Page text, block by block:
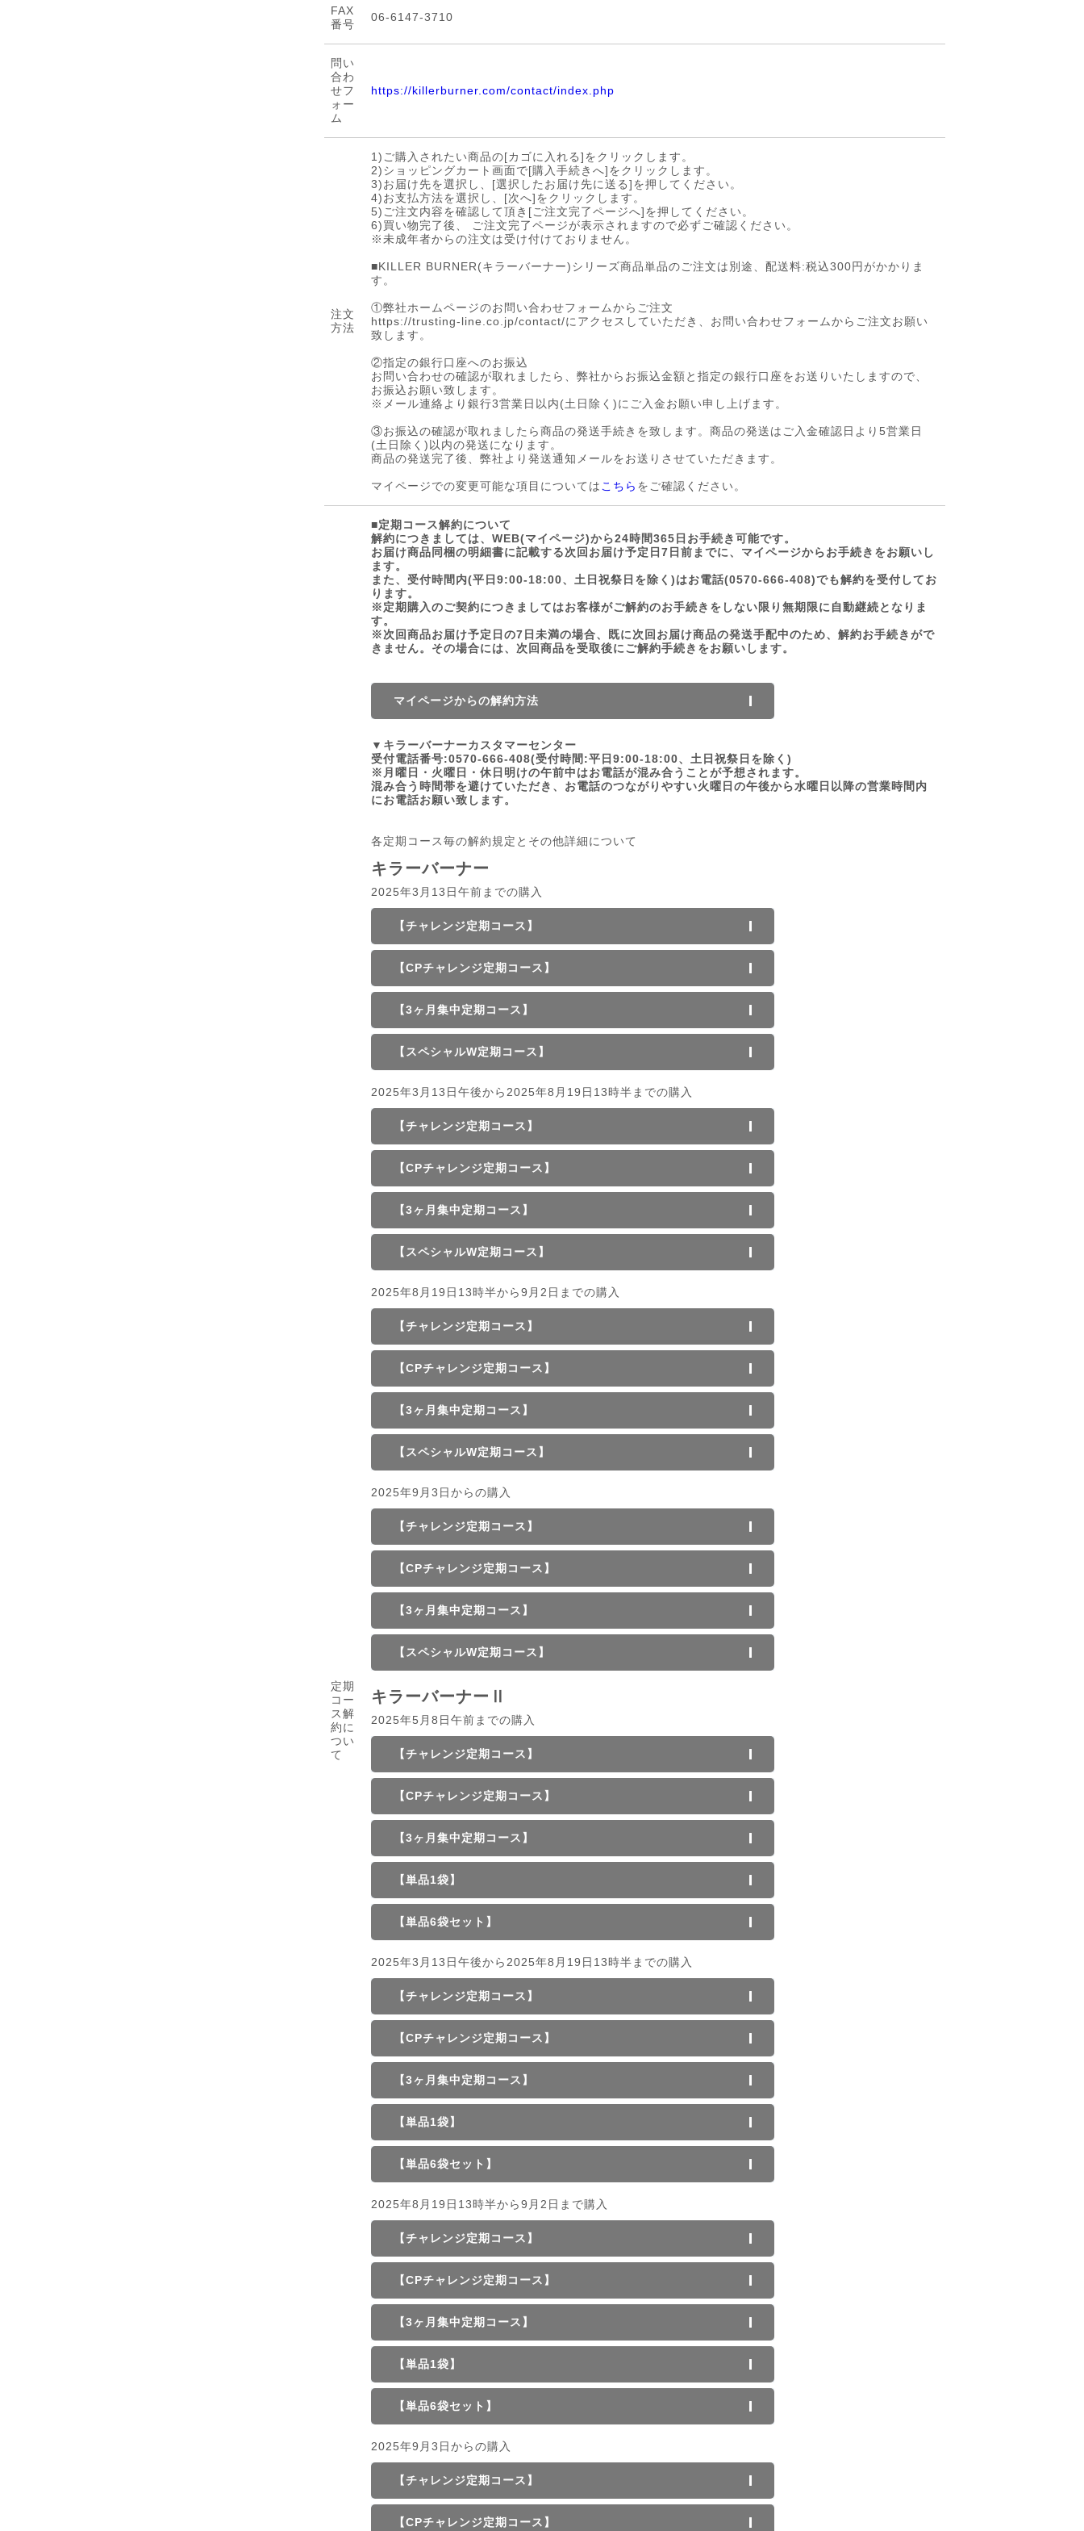
FAX
番号
06-6147-3710
問い
合わ
せフ
ォー
ム
https://killerburner.com/contact/index.php
注文
方法
1)ご購入されたい商品の[カゴに入れる]をクリックします。
2)ショッピングカート画面で[購入手続きへ]をクリックします。
3)お届け先を選択し、[選択したお届け先に送る]を押してください。
4)お支払方法を選択し、[次へ]をクリックします。
5)ご注文内容を確認して頂き[ご注文完了ページへ]を押してください。
6)買い物完了後、 ご注文完了ページが表示されますので必ずご確認ください。
※未成年者からの注文は受け付けておりません。
■KILLER BURNER(キラーバーナー)シリーズ商品単品のご注文は別途、配送料:税込300円がかかりま
す。
①弊社ホームページのお問い合わせフォームからご注文
https://trusting-line.co.jp/contact/にアクセスしていただき、お問い合わせフォームからご注文お願い
致します。
②指定の銀行口座へのお振込
お問い合わせの確認が取れましたら、弊社からお振込金額と指定の銀行口座をお送りいたしますので、
お振込お願い致します。
※メール連絡より銀行3営業日以内(土日除く)にご入金お願い申し上げます。
③お振込の確認が取れましたら商品の発送手続きを致します。商品の発送はご入金確認日より5営業日
(土日除く)以内の発送になります。
商品の発送完了後、弊社より発送通知メールをお送りさせていただきます。
マイページでの変更可能な項目については こちら をご確認ください。
定期
コー
ス解
約に
つい
て
■定期コース解約について
解約につきましては、WEB(マイページ)から24時間365日お手続き可能です。
お届け商品同梱の明細書に記載する次回お届け予定日7日前までに、マイページからお手続きをお願いし
ます。
また、受付時間内(平日9:00-18:00、土日祝祭日を除く)はお電話(0570‐666‐408)でも解約を受付してお
ります。
※定期購入のご契約につきましてはお客様がご解約のお手続きをしない限り無期限に自動継続となりま
す。
※次回商品お届け予定日の7日未満の場合、既に次回お届け商品の発送手配中のため、解約お手続きがで
きません。その場合には、次回商品を受取後にご解約手続きをお願いします。
マイページからの解約方法
▼キラーバーナーカスタマーセンター
受付電話番号:0570-666-408(受付時間:平日9:00-18:00、土日祝祭日を除く)
※月曜日・火曜日・休日明けの午前中はお電話が混み合うことが予想されます。
混み合う時間帯を避けていただき、お電話のつながりやすい火曜日の午後から水曜日以降の営業時間内
にお電話お願い致します。
各定期コース毎の解約規定とその他詳細について
キラーバーナー
2025年3月13日午前までの購入
【チャレンジ定期コース】
【CPチャレンジ定期コース】
【3ヶ月集中定期コース】
【スペシャルW定期コース】
2025年3月13日午後から2025年8月19日13時半までの購入
【チャレンジ定期コース】
【CPチャレンジ定期コース】
【3ヶ月集中定期コース】
【スペシャルW定期コース】
2025年8月19日13時半から9月2日までの購入
【チャレンジ定期コース】
【CPチャレンジ定期コース】
【3ヶ月集中定期コース】
【スペシャルW定期コース】
2025年9月3日からの購入
【チャレンジ定期コース】
【CPチャレンジ定期コース】
【3ヶ月集中定期コース】
【スペシャルW定期コース】
キラーバーナーⅡ
2025年5月8日午前までの購入
【チャレンジ定期コース】
【CPチャレンジ定期コース】
【3ヶ月集中定期コース】
【単品1袋】
【単品6袋セット】
2025年3月13日午後から2025年8月19日13時半までの購入
【チャレンジ定期コース】
【CPチャレンジ定期コース】
【3ヶ月集中定期コース】
【単品1袋】
【単品6袋セット】
2025年8月19日13時半から9月2日まで購入
【チャレンジ定期コース】
【CPチャレンジ定期コース】
【3ヶ月集中定期コース】
【単品1袋】
【単品6袋セット】
2025年9月3日からの購入
【チャレンジ定期コース】
【CPチャレンジ定期コース】